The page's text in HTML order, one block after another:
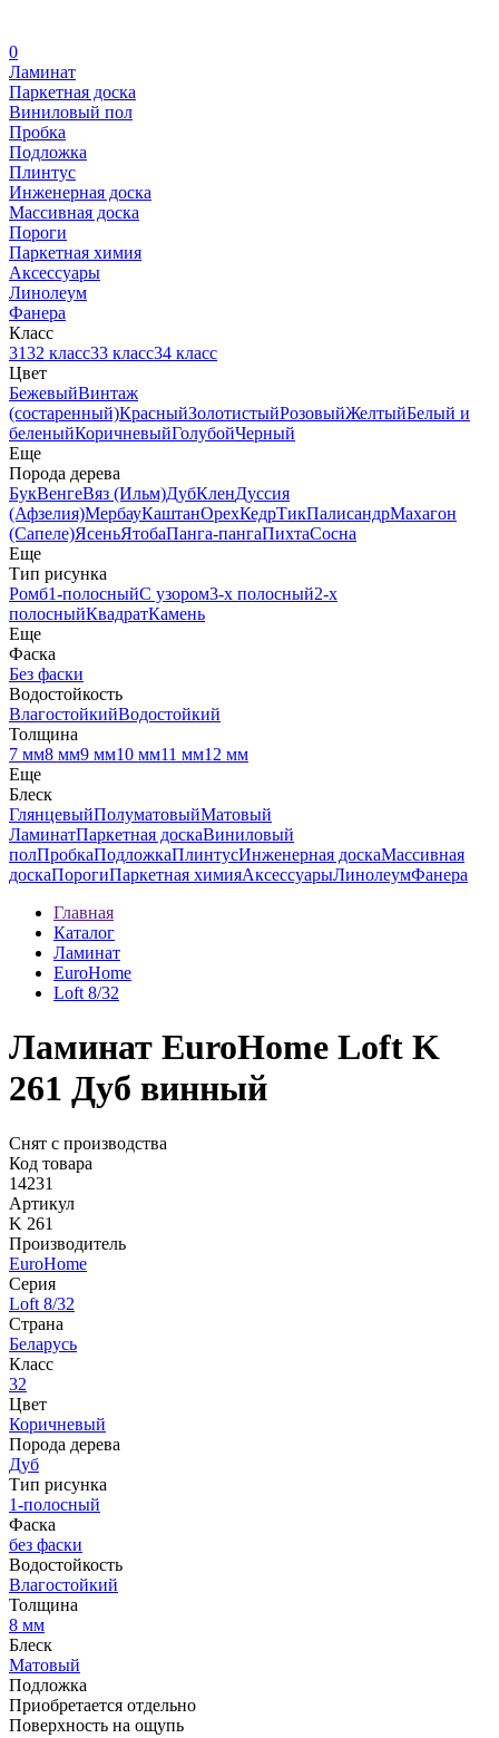
0
Ламинат
Паркетная доска
Виниловый пол
Пробка
Подложка
Плинтус
Инженерная доска
Массивная доска
Пороги
Паркетная химия
Аксессуары
Линолеум
Фанера
Класс
3132 класс33 класс34 класс
Цвет
БежевыйВинтаж
(состаренный)КрасныйЗолотистыйРозовыйЖелтыйБелый и
беленыйКоричневыйГолубойЧерный
Еще
Порода дерева
БукВенгеВяз (Ильм)ДубКленДуссия
(Афзелия)МербауКаштанОрехКедрТикПалисандрМахагон
(Сапеле)ЯсеньЯтобаПанга-пангаПихтаСосна
Еще
Тип рисунка
Ромб1-полосныйС узором3-х полосный2-х
полосныйКвадратКамень
Еще
Фаска
Без фаски
Водостойкость
ВлагостойкийВодостойкий
Толщина
7 мм8 мм9 мм10 мм11 мм12 мм
Еще
Блеск
ГлянцевыйПолуматовыйМатовый
ЛаминатПаркетная доскаВиниловый
полПробкаПодложкаПлинтусИнженерная доскаМассивная
доскаПорогиПаркетная химияАксессуарыЛинолеумФанера
Главная
Каталог
Ламинат
EuroHome
Loft 8/32
Ламинат EuroHome Loft K
261 Дуб винный
Снят с производства
Код товара
14231
Артикул
K 261
Производитель
EuroHome
Серия
Loft 8/32
Страна
Беларусь
Класс
32
Цвет
Коричневый
Порода дерева
Дуб
Тип рисунка
1-полосный
Фаска
без фаски
Водостойкость
Влагостойкий
Толщина
8 мм
Блеск
Матовый
Подложка
Приобретается отдельно
Поверхность на ощупь